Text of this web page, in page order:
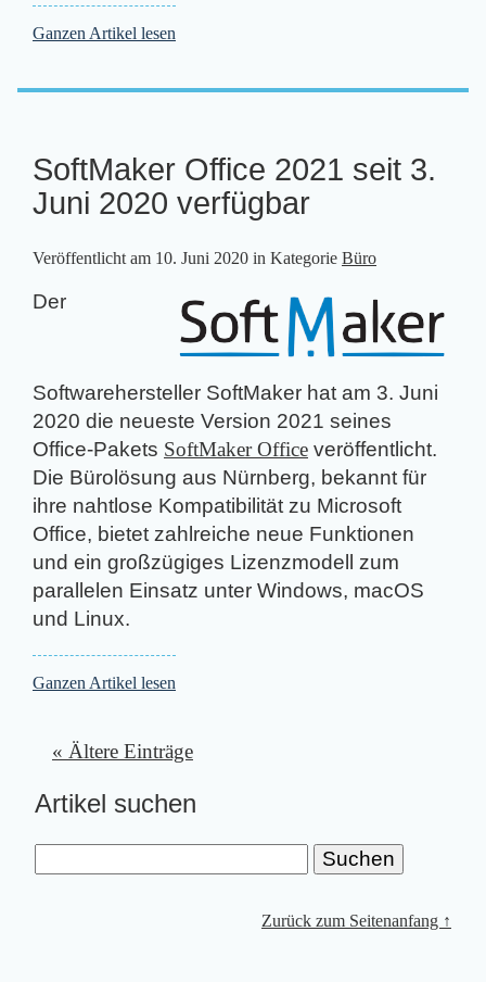
Ganzen Artikel lesen
SoftMaker Office 2021 seit 3.
Juni 2020 verfügbar
Veröffentlicht am 10. Juni 2020 in Kategorie Büro
Der
Softwarehersteller SoftMaker hat am 3. Juni
2020 die neueste Version 2021 seines
Office-Pakets SoftMaker Office veröffentlicht.
Die Bürolösung aus Nürnberg, bekannt für
ihre nahtlose Kompatibilität zu Microsoft
Office, bietet zahlreiche neue Funktionen
und ein großzügiges Lizenzmodell zum
parallelen Einsatz unter Windows, macOS
und Linux.
Ganzen Artikel lesen
« Ältere Einträge
Artikel suchen
Zurück zum Seitenanfang ↑